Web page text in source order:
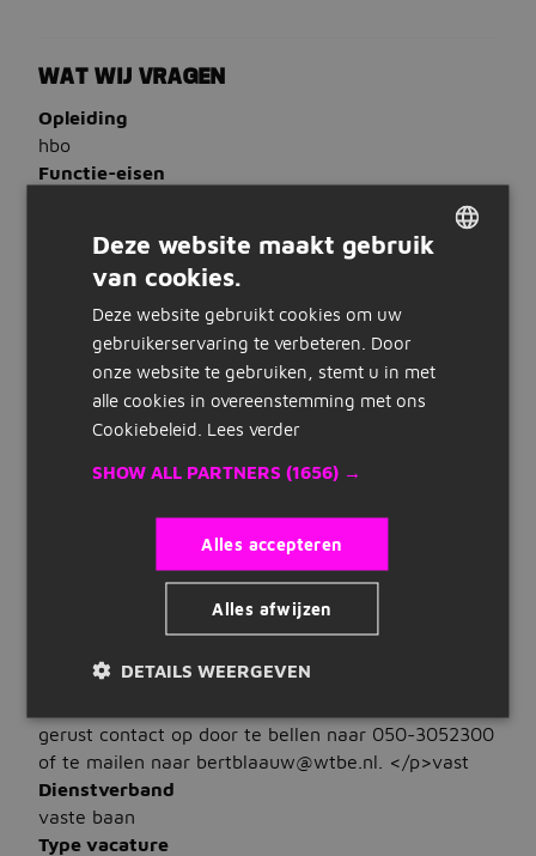
WAT WIJ VRAGEN
Opleiding
hbo
Functie-eisen
Werktuigbouwkunde / Mechanical Engineering
3 tot 5 jaar relevante werkervaring in de
machinebouw
Ervaring met 3D CAD software (Creo of
SolidWorks)
Een proactieve en praktische houding
Je beheerst Nederlands
WAT WIJ BIEDEN
€ 3.500 tot € 4.500
&quot;Solliciteer&quot; button. Heb je toch nog
gerust contact op door te bellen naar 050-3052300
of te mailen naar bertblaauw@wtbe.nl. </p>vast
Dienstverband
vaste baan
Type vacature
Snelle links
Inschrijven
Vacatures
Vacatures zoeken
Vacatures per locatie
Vacatures per beroepsgroep
Deze website maakt gebruik
van cookies.
Deze website gebruikt cookies om uw
gebruikerservaring te verbeteren. Door
onze website te gebruiken, stemt u in met
alle cookies in overeenstemming met ons
Cookiebeleid. Lees verder
SHOW ALL PARTNERS (1656) →
Alles accepteren
Alles afwijzen
DETAILS WEERGEVEN